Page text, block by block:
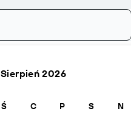
Sierpień 2026
Ś C P S N